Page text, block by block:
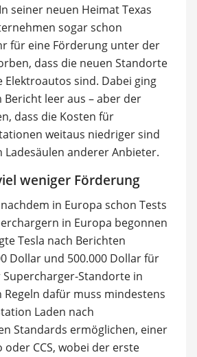
seiner neuen Heimat Texas
sogar schon
für eine Förderung unter der
dass die neuen Standorte
sind. Dabei ging
Bericht leer aus – aber der
dass die Kosten für
weitaus niedriger sind
Ladesäulen anderer Anbieter.
weniger Förderung
in Europa schon Tests
in Europa begonnen
Tesla nach Berichten
Dollar und 500.000 Dollar für
Standorte in
Regeln dafür muss mindestens
Laden nach
Standards ermöglichen, einer
oder CCS, wobei der erste